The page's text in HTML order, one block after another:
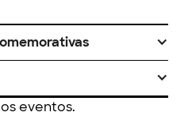
eventos.